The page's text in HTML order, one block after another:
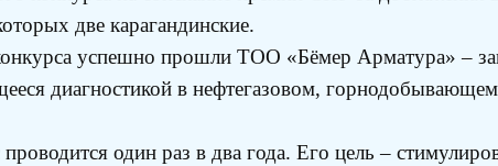
две карагандинские.
успешно прошли ТОО «Бёмер Арматура» –
диагностикой в нефтегазовом,
один раз в два года. Его цель –